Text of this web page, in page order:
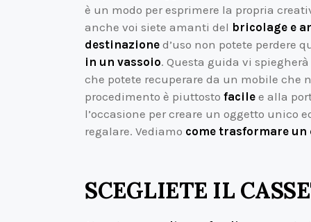
è un modo per esprimere la propria
anche voi siete amanti del bricolage e
destinazione d’uso non potete perdere
in un vassoio. Questa guida vi
che potete recuperare da un mobile che
procedimento è piuttosto facile e alla
l’occasione per creare un oggetto unico
regalare. Vediamo come trasformare un
SCEGLIETE IL